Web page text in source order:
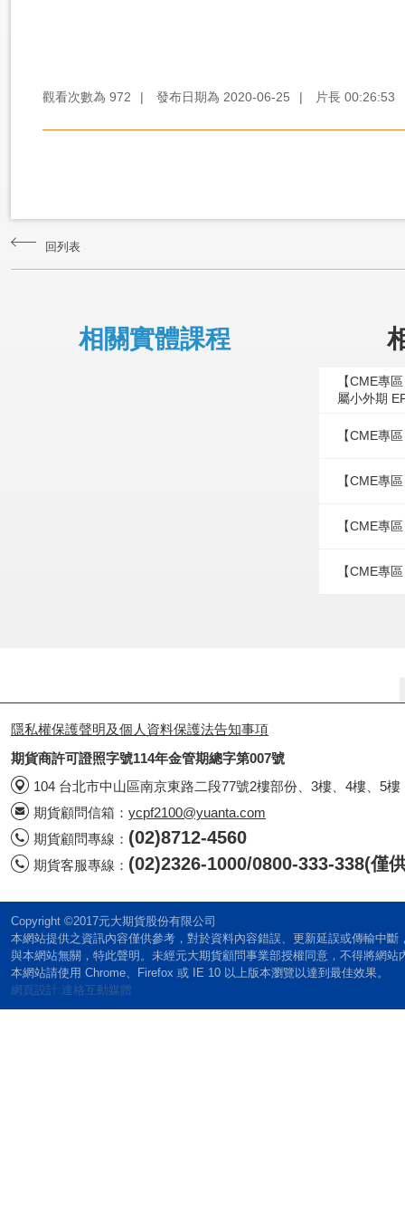
觀看次數為 972 | 發布日期為 2020-06-25 | 片長 00:26:53
回列表
相關實體課程
【CME專
屬小外期
【CME專
【CME專
【CME專
【CME專
隱私權保護聲明及個人資料保護法告知事項
期貨商許可證照字號114年金管期總字第007號
104 台北市中山區南京東路二段77號2樓部份、3樓、4樓、5樓
期貨顧問信箱： ycpf2100@yuanta.com
期貨顧問專線： (02)8712-4560
期貨客服專線： (02)2326-1000/0800-333-338(僅
Copyright ©2017元大期貨股份有限公司
本網站提供之資訊內容僅供參考，對於資料內容錯誤、更新延誤或傳輸中
與本網站無關，特此聲明。未經元大期貨顧問事業部授權同意，不得將網站
本網站請使用 Chrome、Firefox 或 IE 10 以上版本瀏覽以達到最佳效果。
網頁設計:達格互動媒體